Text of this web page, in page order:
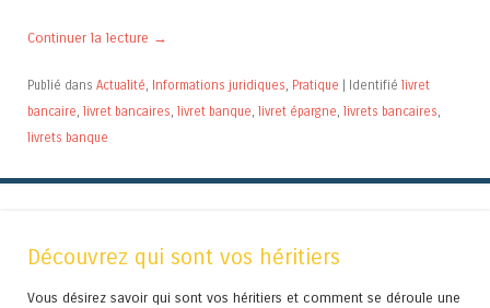
Continuer la lecture →
Publié dans Actualité Informations juridiques Pratique | Identifié livret
bancaire livret bancaires livret banque livret épargne livrets bancaires
livrets banque
Découvrez qui sont vos héritiers
Vous désirez savoir qui sont vos héritiers et comment se déroule une